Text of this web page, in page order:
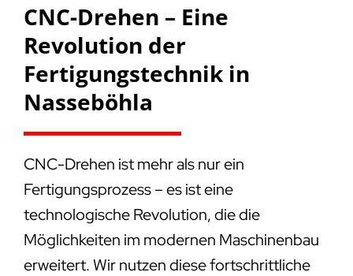
CNC-Drehen – Eine
Revolution der
Fertigungstechnik in
Nasseböhla
CNC-Drehen ist mehr als nur ein
Fertigungsprozess – es ist eine
technologische Revolution, die die
Möglichkeiten im modernen Maschinenbau
erweitert. Wir nutzen diese fortschrittliche